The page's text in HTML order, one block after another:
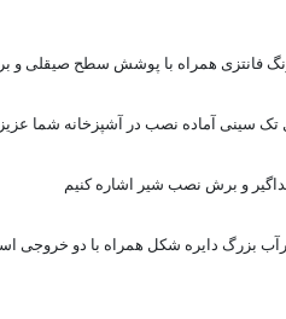
و برش نصب شیر اشاره کنیم